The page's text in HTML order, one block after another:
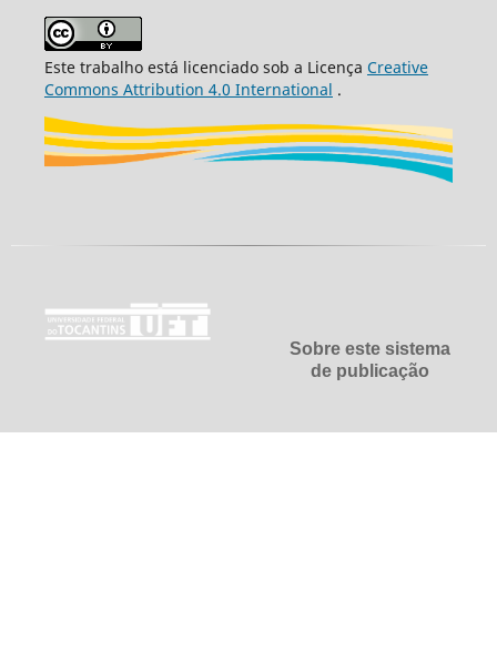
Este trabalho está licenciado sob a Licença Creative
Commons Attribution 4.0 International .
Sobre este sistema
de publicação